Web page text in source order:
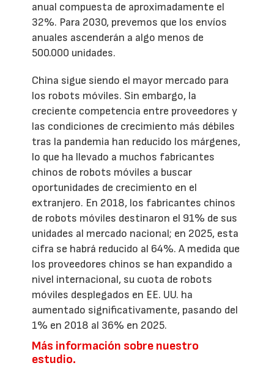
anual compuesta de aproximadamente el
32%. Para 2030, prevemos que los envíos
anuales ascenderán a algo menos de
500.000 unidades.
China sigue siendo el mayor mercado para
los robots móviles. Sin embargo, la
creciente competencia entre proveedores y
las condiciones de crecimiento más débiles
tras la pandemia han reducido los márgenes,
lo que ha llevado a muchos fabricantes
chinos de robots móviles a buscar
oportunidades de crecimiento en el
extranjero. En 2018, los fabricantes chinos
de robots móviles destinaron el 91% de sus
unidades al mercado nacional; en 2025, esta
cifra se habrá reducido al 64%. A medida que
los proveedores chinos se han expandido a
nivel internacional, su cuota de robots
móviles desplegados en EE. UU. ha
aumentado significativamente, pasando del
1% en 2018 al 36% en 2025.
Más información sobre nuestro
estudio.